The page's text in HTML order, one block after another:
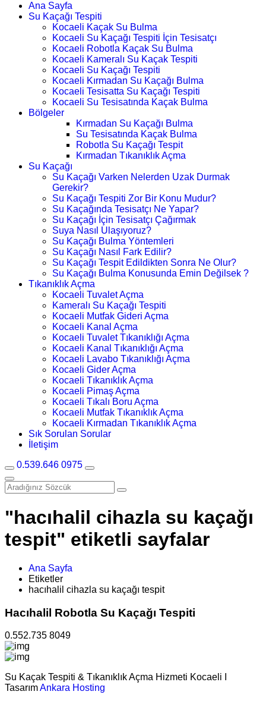
Ana Sayfa
Su Kaçağı Tespiti
Kocaeli Kaçak Su Bulma
Kocaeli Su Kaçağı Tespiti İçin Tesisatçı
Kocaeli Robotla Kaçak Su Bulma
Kocaeli Kameralı Su Kaçak Tespiti
Kocaeli Su Kaçağı Tespiti
Kocaeli Kırmadan Su Kaçağı Bulma
Kocaeli Tesisatta Su Kaçağı Tespiti
Kocaeli Su Tesisatında Kaçak Bulma
Bölgeler
Kırmadan Su Kaçağı Bulma
Su Tesisatında Kaçak Bulma
Robotla Su Kaçağı Tespit
Kırmadan Tıkanıklık Açma
Su Kaçağı
Su Kaçağı Varken Nelerden Uzak Durmak
Gerekir?
Su Kaçağı Tespiti Zor Bir Konu Mudur?
Su Kaçağında Tesisatçı Ne Yapar?
Su Kaçağı İçin Tesisatçı Çağırmak
Suya Nasıl Ulaşıyoruz?
Su Kaçağı Bulma Yöntemleri
Su Kaçağı Nasıl Fark Edilir?
Su Kaçağı Tespit Edildikten Sonra Ne Olur?
Su Kaçağı Bulma Konusunda Emin Değilsek ?
Tıkanıklık Açma
Kocaeli Tuvalet Açma
Kameralı Su Kaçağı Tespiti
Kocaeli Mutfak Gideri Açma
Kocaeli Kanal Açma
Kocaeli Tuvalet Tıkanıklığı Açma
Kocaeli Kanal Tıkanıklığı Açma
Kocaeli Lavabo Tıkanıklığı Açma
Kocaeli Gider Açma
Kocaeli Tıkanıklık Açma
Kocaeli Pimaş Açma
Kocaeli Tıkalı Boru Açma
Kocaeli Mutfak Tıkanıklık Açma
Kocaeli Kırmadan Tıkanıklık Açma
Sık Sorulan Sorular
İletişim
0.539.646 0975
"hacıhalil cihazla su kaçağı
tespit" etiketli sayfalar
Ana Sayfa
Etiketler
hacıhalil cihazla su kaçağı tespit
Hacıhalil Robotla Su Kaçağı Tespiti
0.552.735 8049
Su Kaçak Tespiti & Tıkanıklık Açma Hizmeti Kocaeli I
TasarımAnkara Hosting